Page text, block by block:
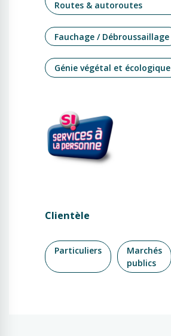
Routes & autoroutes
Fauchage / Débroussaillage
Génie végétal et écologique
Clientèle
Particuliers
Marchés
publics